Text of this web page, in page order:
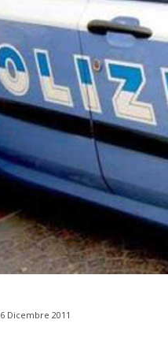
6 Dicembre 2011